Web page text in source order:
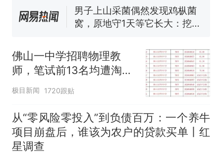
协会回应
男子上山采菌偶然发现鸡枞菌
窝，原地守1天等它长大：挖了
回大海 目击者直呼震惊 （视频
来源：参考消息）
笔试第一被第二名传话劝弃考
官方通报
那个在床头放菜刀的女孩，
因老师一句“跟我回家”改写了
人生
佛山一中学招聘物理教
师，笔试前13名均遭淘
汰？教育局：已叫停招
聘，成立调查组全面核查
极目新闻 1720跟贴
从“零风险零投入”到负债百万：一个养牛
项目崩盘后，谁该为农户的贷款买单丨红
星调查